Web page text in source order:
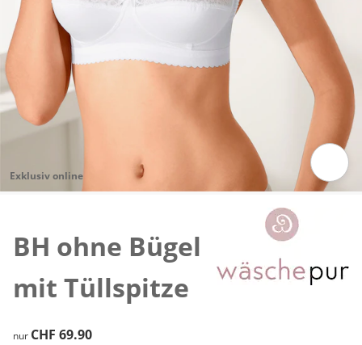
Exklusiv online
BH ohne Bügel
mit Tüllspitze
CHF 69.90
nur CHF 69.90